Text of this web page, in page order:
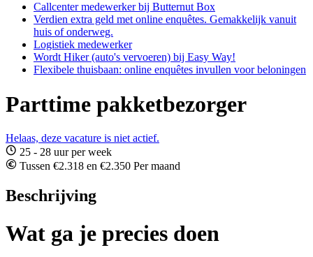
Callcenter medewerker bij Butternut Box
Verdien extra geld met online enquêtes. Gemakkelijk vanuit
huis of onderweg.
Logistiek medewerker
Wordt Hiker (auto's vervoeren) bij Easy Way!
Flexibele thuisbaan: online enquêtes invullen voor beloningen
Parttime pakketbezorger
Helaas, deze vacature is niet actief.
25 - 28 uur per week
Tussen €2.318 en €2.350 Per maand
Beschrijving
Wat ga je precies doen